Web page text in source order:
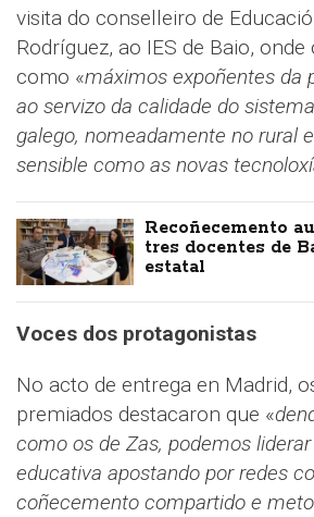
visita do conselleiro de
Rodríguez, ao IES de Baio,
como «máximos expoñentes da
ao servizo da calidade do
galego, nomeadamente no rural
sensible como as novas
Recoñecemento
tres docentes de
estatal
Voces dos protagonistas
No acto de entrega en Madrid,
premiados destacaron que «
como os de Zas, podemos
educativa apostando por redes
coñecemento compartido e